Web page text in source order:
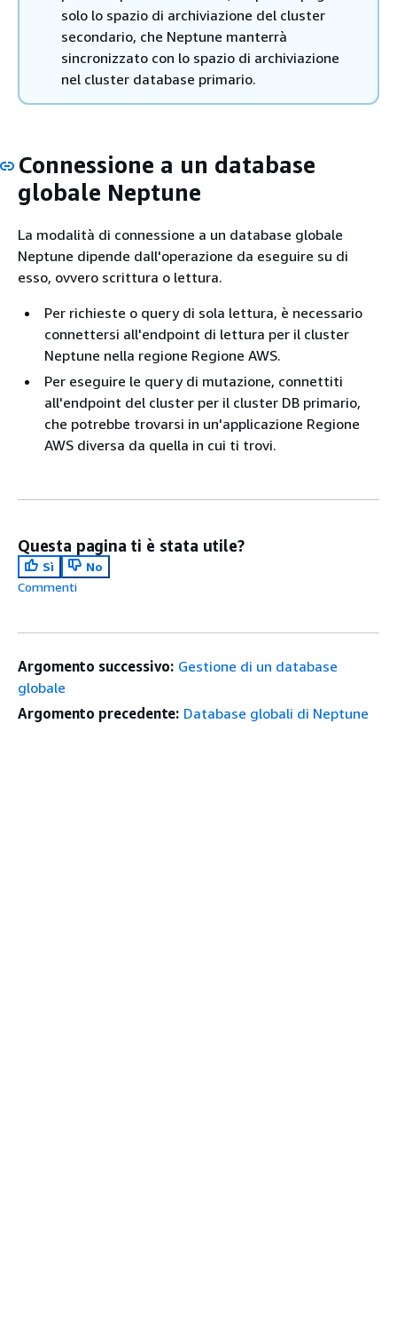
solo lo spazio di archiviazione del cluster
secondario, che Neptune manterrà
sincronizzato con lo spazio di archiviazione
nel cluster database primario.
Connessione a un database
globale Neptune
La modalità di connessione a un database globale
Neptune dipende dall'operazione da eseguire su di
esso, ovvero scrittura o lettura.
Per richieste o query di sola lettura, è necessario
connettersi all'endpoint di lettura per il cluster
Neptune nella regione Regione AWS.
Per eseguire le query di mutazione, connettiti
all'endpoint del cluster per il cluster DB primario,
che potrebbe trovarsi in un'applicazione Regione
AWS diversa da quella in cui ti trovi.
Questa pagina ti è stata utile?
Sì
No
Commenti
Argomento successivo: Gestione di un database
globale
Argomento precedente: Database globali di Neptune